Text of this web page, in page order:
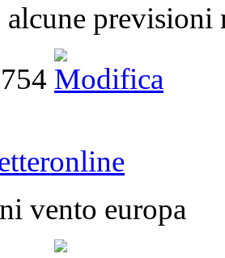
previsioni
vento europa